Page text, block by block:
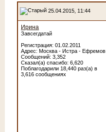
25.04.2015, 11:44
Ирина
Завсегдатай
Регистрация: 01.02.2011
Адрес: Москва - Истра - Ефремов
Сообщений: 3,352
Сказал(а) спасибо: 6,620
Поблагодарили 18,440 раз(а) в
3,616 сообщениях